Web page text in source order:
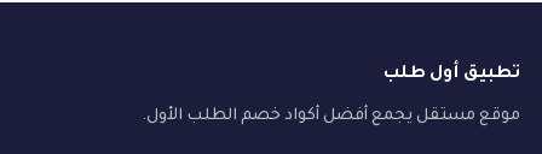
تطبيق أول طلب
موقع مستقل يجمع أفضل أكواد خصم الطلب الأول.